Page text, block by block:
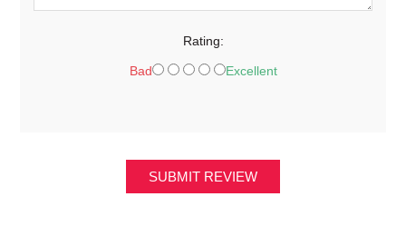
Rating:
Bad Excellent
SUBMIT REVIEW